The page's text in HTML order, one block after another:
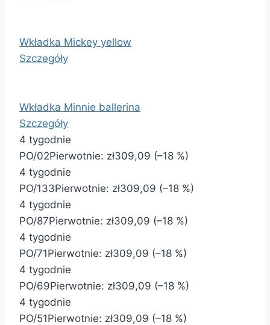
Wkładka Mickey yellow
Szczegóły
Wkładka Minnie ballerina
Szczegóły
4 tygodnie
PO/02Pierwotnie: zł309,09 (–18 %)
4 tygodnie
PO/133Pierwotnie: zł309,09 (–18 %)
4 tygodnie
PO/87Pierwotnie: zł309,09 (–18 %)
4 tygodnie
PO/71Pierwotnie: zł309,09 (–18 %)
4 tygodnie
PO/69Pierwotnie: zł309,09 (–18 %)
4 tygodnie
PO/51Pierwotnie: zł309,09 (–18 %)